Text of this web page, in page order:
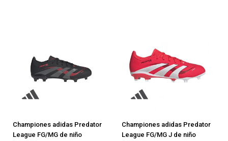
Championes adidas Predator
League FG/MG de niño
Championes adidas Predator
League FG/MG J de niño